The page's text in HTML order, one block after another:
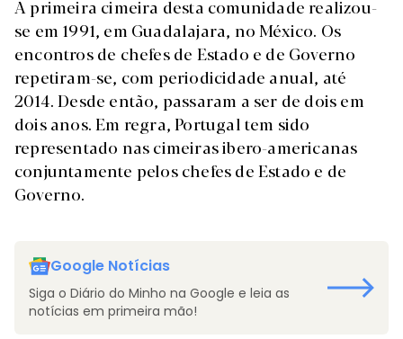
A primeira cimeira desta comunidade realizou-
se em 1991, em Guadalajara, no México. Os
encontros de chefes de Estado e de Governo
repetiram-se, com periodicidade anual, até
2014. Desde então, passaram a ser de dois em
dois anos. Em regra, Portugal tem sido
representado nas cimeiras ibero-americanas
conjuntamente pelos chefes de Estado e de
Governo.
Google Notícias
Siga o Diário do Minho na Google e leia as
notícias em primeira mão!